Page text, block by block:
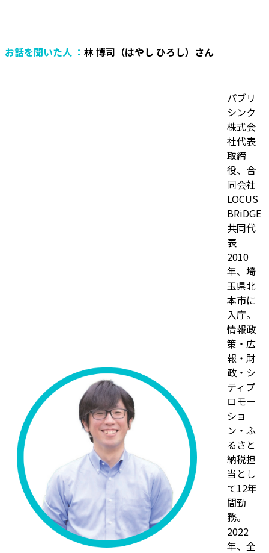
お話を聞いた人 ： 林 博司（はやし ひろし）さん
パブリ
シンク
株式会
社代表
取締
役、合
同会社
LOCUS
BRiDGE
共同代
表
2010
年、埼
玉県北
本市に
入庁。
情報政
策・広
報・財
政・シ
ティプ
ロモー
ショ
ン・ふ
るさと
納税担
当とし
て12年
間勤
務。
2022
年、全